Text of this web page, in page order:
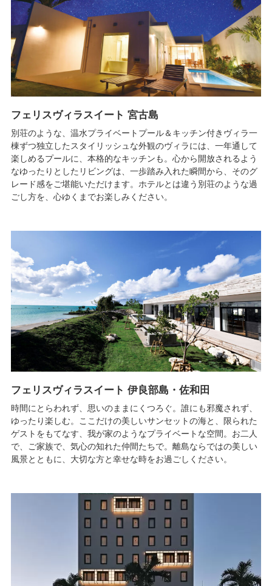
フェリスヴィラスイート 宮古島
別荘のような、温水プライベートプール＆キッチン付きヴィラ一
棟ずつ独立したスタイリッシュな外観のヴィラには、一年通して
楽しめるプールに、本格的なキッチンも。心から開放されるよう
なゆったりとしたリビングは、一歩踏み入れた瞬間から、そのグ
レード感をご堪能いただけます。ホテルとは違う別荘のような過
ごし方を、心ゆくまでお楽しみください。
フェリスヴィラスイート 伊良部島・佐和田
時間にとらわれず、思いのままにくつろぐ。誰にも邪魔されず、
ゆったり楽しむ。ここだけの美しいサンセットの海と、限られた
ゲストをもてなす、我が家のようなプライベートな空間。お二人
で、ご家族で、気心の知れた仲間たちで。離島ならではの美しい
風景とともに、大切な方と幸せな時をお過ごしください。